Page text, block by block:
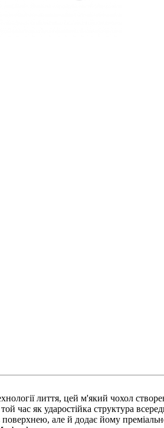
лиття, цей м'який чохол
як ударостійка структура
але й додає йому